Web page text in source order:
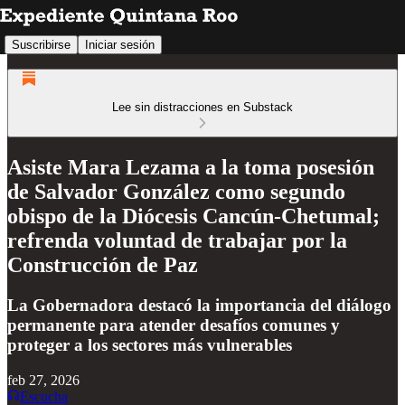
Suscribirse Iniciar sesión
Lee sin distracciones en Substack
Asiste Mara Lezama a la toma posesión
de Salvador González como segundo
obispo de la Diócesis Cancún-Chetumal;
refrenda voluntad de trabajar por la
Construcción de Paz
La Gobernadora destacó la importancia del diálogo
permanente para atender desafíos comunes y
proteger a los sectores más vulnerables
feb 27, 2026
Escucha